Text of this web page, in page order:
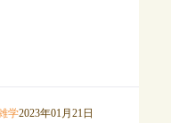
学2023年01月21日